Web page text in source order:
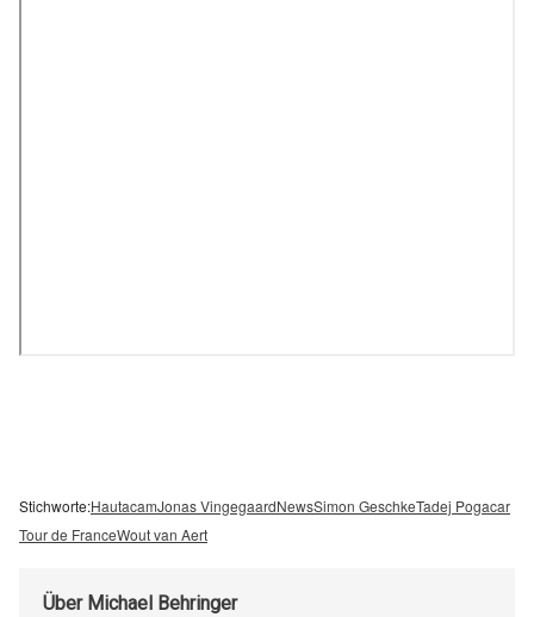
Stichworte:HautacamJonas VingegaardNewsSimon GeschkeTadej Pogacar
Tour de FranceWout van Aert
Über Michael Behringer